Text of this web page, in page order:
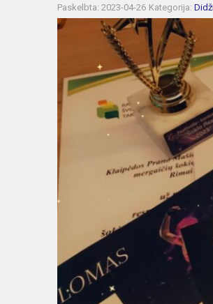
Paskelbta: 2023-04-26 Kategorija: